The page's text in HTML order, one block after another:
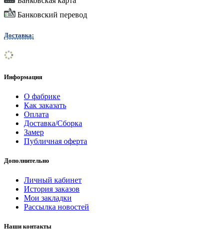
Банковский перевод
Доставка:
Информация
О фабрике
Как заказать
Оплата
Доставка/Сборка
Замер
Публичная оферта
Дополнительно
Личный кабинет
История заказов
Мои закладки
Рассылка новостей
Наши контакты